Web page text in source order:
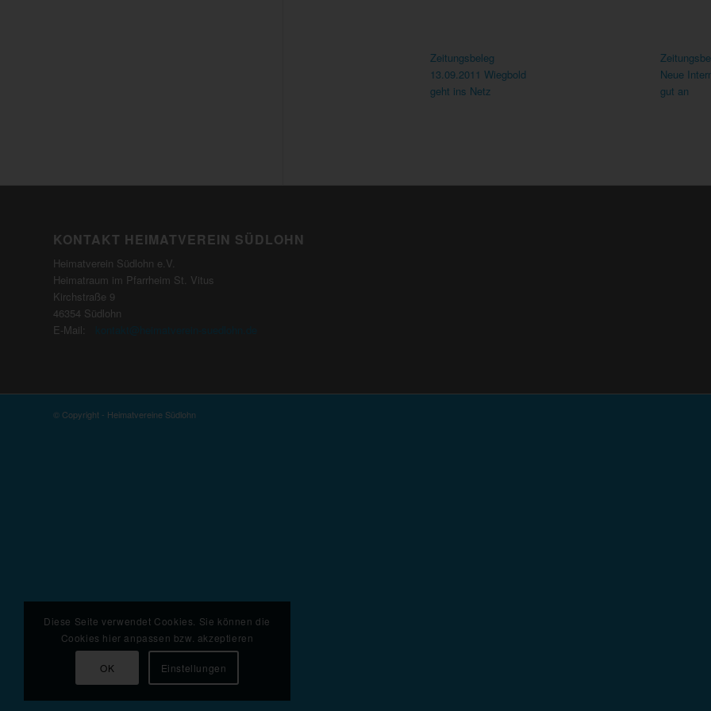
Zeitungsbeleg
13.09.2011 Wiegbold
geht ins Netz
Neue
gut an
KONTAKT HEIMATVEREIN SÜDLOHN
Heimatverein Südlohn e.V.
Heimatraum im Pfarrheim St. Vitus
Kirchstraße 9
46354 Südlohn
E-Mail:
© Copyright - Heimatvereine Südlohn
Diese Seite verwendet Cookies. Sie können die
Cookies hier anpassen bzw. akzeptieren
OK Einstellungen